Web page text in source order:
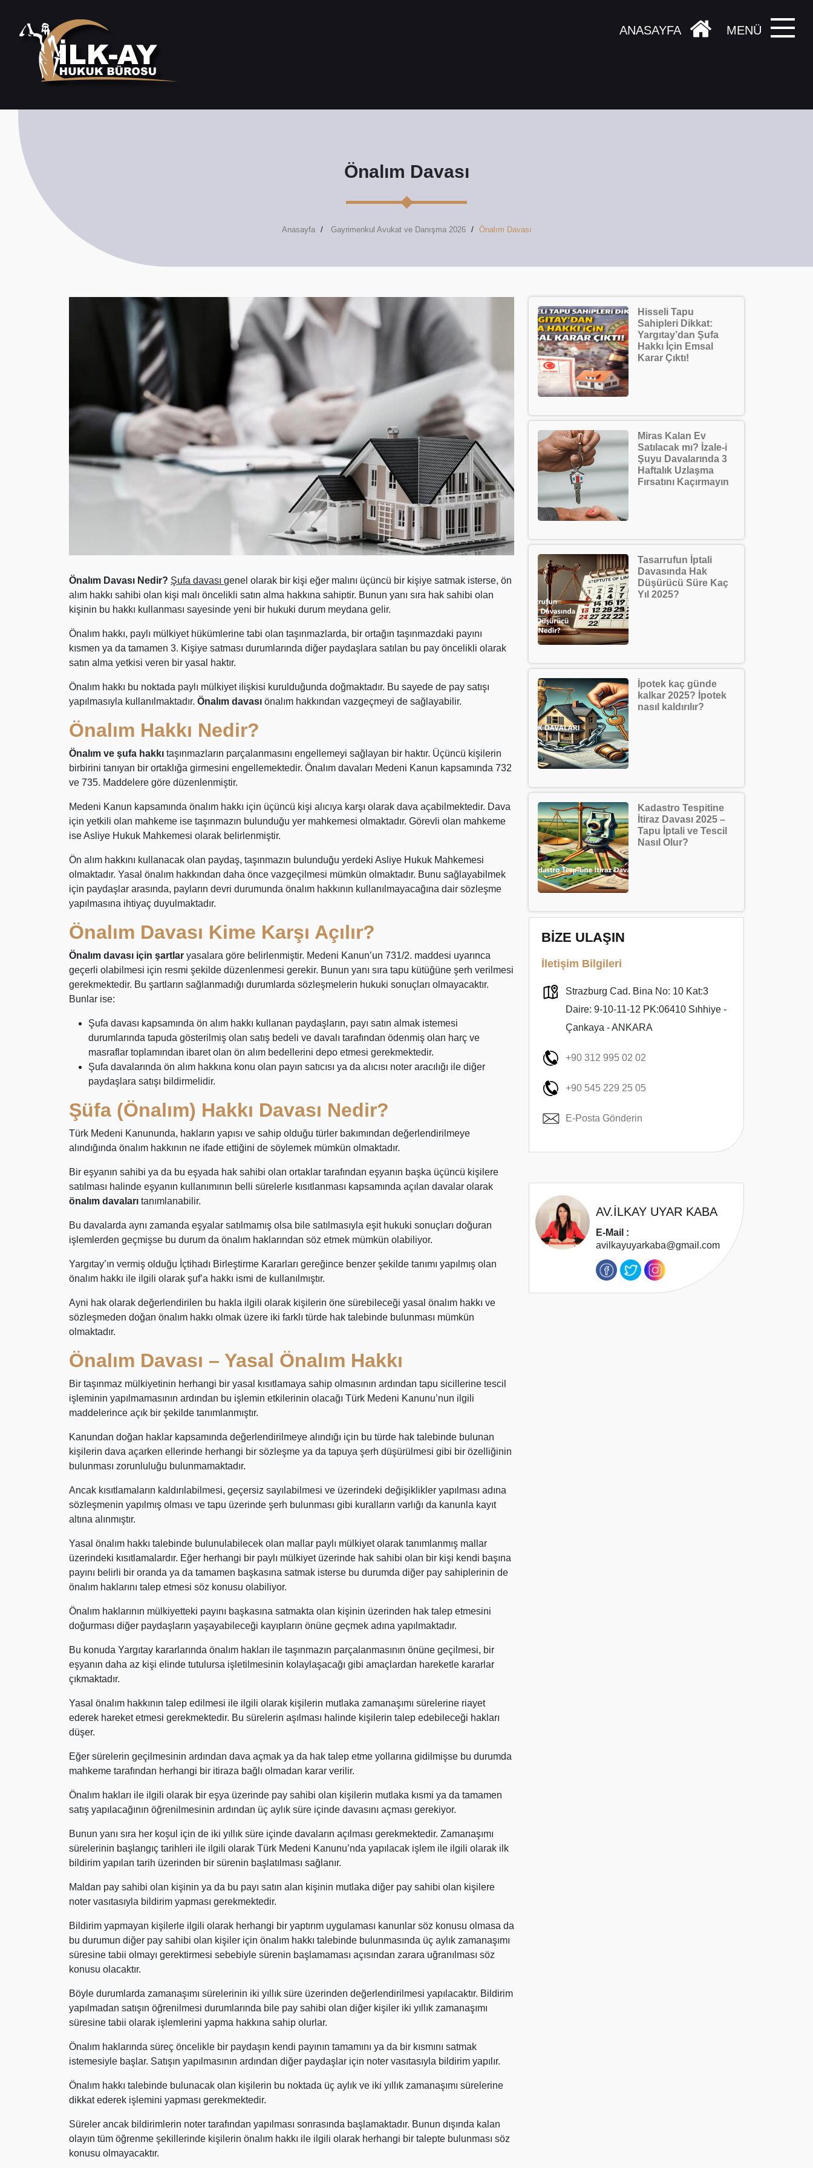
MENÜ
ANASAYFA
Önalım Davası
Anasayfa Gayrimenkul Avukat ve Danışma 2026 Önalım Davası
Önalım Davası Nedir? Şufa davası genel olarak bir kişi eğer malını üçüncü bir kişiye satmak isterse, ön
alım hakkı sahibi olan kişi malı öncelikli satın alma hakkına sahiptir. Bunun yanı sıra hak sahibi olan
kişinin bu hakkı kullanması sayesinde yeni bir hukuki durum meydana gelir.
Önalım hakkı, paylı mülkiyet hükümlerine tabi olan taşınmazlarda, bir ortağın taşınmazdaki payını
kısmen ya da tamamen 3. Kişiye satması durumlarında diğer paydaşlara satılan bu pay öncelikli olarak
satın alma yetkisi veren bir yasal haktır.
Önalım hakkı bu noktada paylı mülkiyet ilişkisi kurulduğunda doğmaktadır. Bu sayede de pay satışı
yapılmasıyla kullanılmaktadır. Önalım davası önalım hakkından vazgeçmeyi de sağlayabilir.
Önalım Hakkı Nedir?
Önalım ve şufa hakkı taşınmazların parçalanmasını engellemeyi sağlayan bir haktır. Üçüncü kişilerin
birbirini tanıyan bir ortaklığa girmesini engellemektedir. Önalım davaları Medeni Kanun kapsamında 732
ve 735. Maddelere göre düzenlenmiştir.
Medeni Kanun kapsamında önalım hakkı için üçüncü kişi alıcıya karşı olarak dava açabilmektedir. Dava
için yetkili olan mahkeme ise taşınmazın bulunduğu yer mahkemesi olmaktadır. Görevli olan mahkeme
ise Asliye Hukuk Mahkemesi olarak belirlenmiştir.
Ön alım hakkını kullanacak olan paydaş, taşınmazın bulunduğu yerdeki Asliye Hukuk Mahkemesi
olmaktadır. Yasal önalım hakkından daha önce vazgeçilmesi mümkün olmaktadır. Bunu sağlayabilmek
için paydaşlar arasında, payların devri durumunda önalım hakkının kullanılmayacağına dair sözleşme
yapılmasına ihtiyaç duyulmaktadır.
Önalım Davası Kime Karşı Açılır?
Önalım davası için şartlar yasalara göre belirlenmiştir. Medeni Kanun’un 731/2. maddesi uyarınca
geçerli olabilmesi için resmi şekilde düzenlenmesi gerekir. Bunun yanı sıra tapu kütüğüne şerh verilmesi
gerekmektedir. Bu şartların sağlanmadığı durumlarda sözleşmelerin hukuki sonuçları olmayacaktır.
Bunlar ise:
Şufa davası kapsamında ön alım hakkı kullanan paydaşların, payı satın almak istemesi
durumlarında tapuda gösterilmiş olan satış bedeli ve davalı tarafından ödenmiş olan harç ve
masraflar toplamından ibaret olan ön alım bedellerini depo etmesi gerekmektedir.
Şufa davalarında ön alım hakkına konu olan payın satıcısı ya da alıcısı noter aracılığı ile diğer
paydaşlara satışı bildirmelidir.
Şüfa (Önalım) Hakkı Davası Nedir?
Türk Medeni Kanununda, hakların yapısı ve sahip olduğu türler bakımından değerlendirilmeye
alındığında önalım hakkının ne ifade ettiğini de söylemek mümkün olmaktadır.
Bir eşyanın sahibi ya da bu eşyada hak sahibi olan ortaklar tarafından eşyanın başka üçüncü kişilere
satılması halinde eşyanın kullanımının belli sürelerle kısıtlanması kapsamında açılan davalar olarak
önalım davaları tanımlanabilir.
Bu davalarda aynı zamanda eşyalar satılmamış olsa bile satılmasıyla eşit hukuki sonuçları doğuran
işlemlerden geçmişse bu durum da önalım haklarından söz etmek mümkün olabiliyor.
Yargıtay’ın vermiş olduğu İçtihadı Birleştirme Kararları gereğince benzer şekilde tanımı yapılmış olan
önalım hakkı ile ilgili olarak şuf’a hakkı ismi de kullanılmıştır.
Ayni hak olarak değerlendirilen bu hakla ilgili olarak kişilerin öne sürebileceği yasal önalım hakkı ve
sözleşmeden doğan önalım hakkı olmak üzere iki farklı türde hak talebinde bulunması mümkün
olmaktadır.
Önalım Davası – Yasal Önalım Hakkı
Bir taşınmaz mülkiyetinin herhangi bir yasal kısıtlamaya sahip olmasının ardından tapu sicillerine tescil
işleminin yapılmamasının ardından bu işlemin etkilerinin olacağı Türk Medeni Kanunu’nun ilgili
maddelerince açık bir şekilde tanımlanmıştır.
Kanundan doğan haklar kapsamında değerlendirilmeye alındığı için bu türde hak talebinde bulunan
kişilerin dava açarken ellerinde herhangi bir sözleşme ya da tapuya şerh düşürülmesi gibi bir özelliğinin
bulunması zorunluluğu bulunmamaktadır.
Ancak kısıtlamaların kaldırılabilmesi, geçersiz sayılabilmesi ve üzerindeki değişiklikler yapılması adına
sözleşmenin yapılmış olması ve tapu üzerinde şerh bulunması gibi kuralların varlığı da kanunla kayıt
altına alınmıştır.
Yasal önalım hakkı talebinde bulunulabilecek olan mallar paylı mülkiyet olarak tanımlanmış mallar
üzerindeki kısıtlamalardır. Eğer herhangi bir paylı mülkiyet üzerinde hak sahibi olan bir kişi kendi başına
payını belirli bir oranda ya da tamamen başkasına satmak isterse bu durumda diğer pay sahiplerinin de
önalım haklarını talep etmesi söz konusu olabiliyor.
Önalım haklarının mülkiyetteki payını başkasına satmakta olan kişinin üzerinden hak talep etmesini
doğurması diğer paydaşların yaşayabileceği kayıpların önüne geçmek adına yapılmaktadır.
Bu konuda Yargıtay kararlarında önalım hakları ile taşınmazın parçalanmasının önüne geçilmesi, bir
eşyanın daha az kişi elinde tutulursa işletilmesinin kolaylaşacağı gibi amaçlardan hareketle kararlar
çıkmaktadır.
Yasal önalım hakkının talep edilmesi ile ilgili olarak kişilerin mutlaka zamanaşımı sürelerine riayet
ederek hareket etmesi gerekmektedir. Bu sürelerin aşılması halinde kişilerin talep edebileceği hakları
düşer.
Eğer sürelerin geçilmesinin ardından dava açmak ya da hak talep etme yollarına gidilmişse bu durumda
mahkeme tarafından herhangi bir itiraza bağlı olmadan karar verilir.
Önalım hakları ile ilgili olarak bir eşya üzerinde pay sahibi olan kişilerin mutlaka kısmi ya da tamamen
satış yapılacağının öğrenilmesinin ardından üç aylık süre içinde davasını açması gerekiyor.
Bunun yanı sıra her koşul için de iki yıllık süre içinde davaların açılması gerekmektedir. Zamanaşımı
sürelerinin başlangıç tarihleri ile ilgili olarak Türk Medeni Kanunu’nda yapılacak işlem ile ilgili olarak ilk
bildirim yapılan tarih üzerinden bir sürenin başlatılması sağlanır.
Maldan pay sahibi olan kişinin ya da bu payı satın alan kişinin mutlaka diğer pay sahibi olan kişilere
noter vasıtasıyla bildirim yapması gerekmektedir.
Bildirim yapmayan kişilerle ilgili olarak herhangi bir yaptırım uygulaması kanunlar söz konusu olmasa da
bu durumun diğer pay sahibi olan kişiler için önalım hakkı talebinde bulunmasında üç aylık zamanaşımı
süresine tabii olmayı gerektirmesi sebebiyle sürenin başlamaması açısından zarara uğranılması söz
konusu olacaktır.
Böyle durumlarda zamanaşımı sürelerinin iki yıllık süre üzerinden değerlendirilmesi yapılacaktır. Bildirim
yapılmadan satışın öğrenilmesi durumlarında bile pay sahibi olan diğer kişiler iki yıllık zamanaşımı
süresine tabii olarak işlemlerini yapma hakkına sahip olurlar.
Önalım haklarında süreç öncelikle bir paydaşın kendi payının tamamını ya da bir kısmını satmak
istemesiyle başlar. Satışın yapılmasının ardından diğer paydaşlar için noter vasıtasıyla bildirim yapılır.
Önalım hakkı talebinde bulunacak olan kişilerin bu noktada üç aylık ve iki yıllık zamanaşımı sürelerine
dikkat ederek işlemini yapması gerekmektedir.
Süreler ancak bildirimlerin noter tarafından yapılması sonrasında başlamaktadır. Bunun dışında kalan
olayın tüm öğrenme şekillerinde kişilerin önalım hakkı ile ilgili olarak herhangi bir talepte bulunması söz
konusu olmayacaktır.
Hisseli Tapu
Sahipleri Dikkat:
Yargıtay’dan Şufa
Hakkı İçin Emsal
Karar Çıktı!
Miras Kalan Ev
Satılacak mı? İzale-i
Şuyu Davalarında 3
Haftalık Uzlaşma
Fırsatını Kaçırmayın
Tasarrufun İptali
Davasında Hak
Düşürücü Süre Kaç
Yıl 2025?
İpotek kaç günde
kalkar 2025? İpotek
nasıl kaldırılır?
Kadastro Tespitine
İtiraz Davası 2025 –
Tapu İptali ve Tescil
Nasıl Olur?
BİZE ULAŞIN
İletişim Bilgileri
Strazburg Cad. Bina No: 10 Kat:3
Daire: 9-10-11-12 PK:06410 Sıhhiye -
Çankaya - ANKARA
+90 312 995 02 02
+90 545 229 25 05
E-Posta Gönderin
AV.İLKAY UYAR KABA
E-Mail :
avilkayuyarkaba@gmail.com